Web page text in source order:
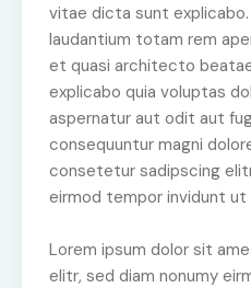
vitae dicta sunt
laudantium totam rem
et quasi architecto
explicabo quia voluptas
aspernatur aut odit aut
consequuntur magni
consetetur sadipscing
eirmod tempor invidunt ut
Lorem ipsum dolor sit
elitr, sed diam nonumy